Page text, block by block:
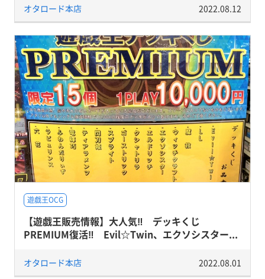
オタロード本店 2022.08.12
遊戯王OCG
【遊戯王販売情報】大人気‼ デッキくじ
PREMIUM復活‼ Evil☆Twin、エクソシスター...
オタロード本店 2022.08.01